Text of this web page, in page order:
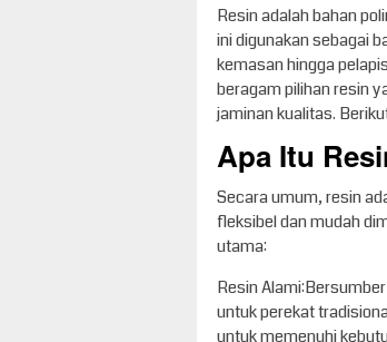
Resin adalah bahan
ini digunakan sebagai
kemasan hingga
beragam pilihan resin
jaminan kualitas.
Apa Itu
Secara umum, resin
fleksibel dan mudah
utama:
Resin
untuk perekat
untuk memenuhi